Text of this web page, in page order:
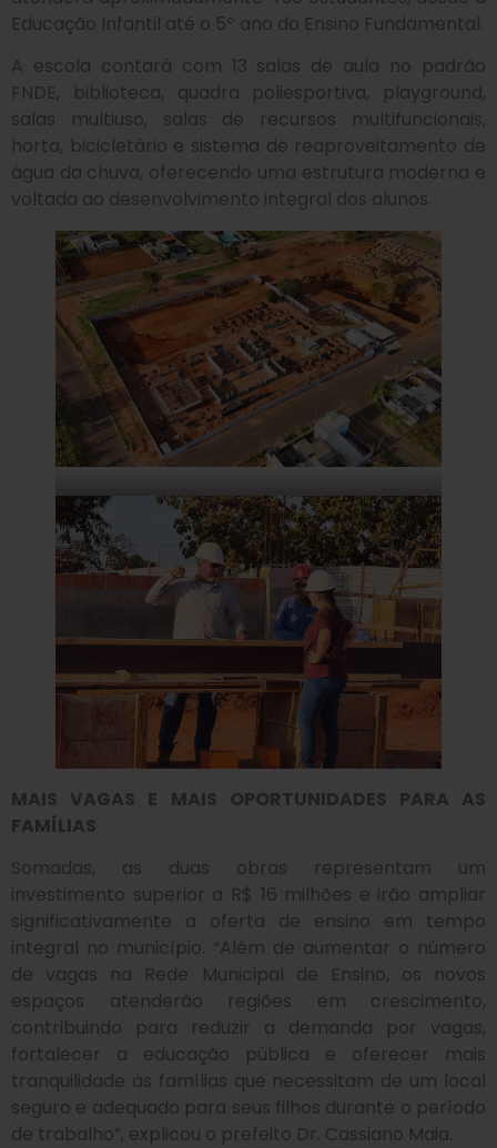
Educação Infantil até o 5º ano do Ensino Fundamental.
A escola contará com 13 salas de aula no padrão
FNDE, biblioteca, quadra poliesportiva, playground,
salas multiuso, salas de recursos multifuncionais,
horta, bicicletário e sistema de reaproveitamento de
água da chuva, oferecendo uma estrutura moderna e
voltada ao desenvolvimento integral dos alunos.
MAIS VAGAS E MAIS OPORTUNIDADES PARA AS
FAMÍLIAS
Somadas, as duas obras representam um
investimento superior a R$ 16 milhões e irão ampliar
significativamente a oferta de ensino em tempo
integral no município. “Além de aumentar o número
de vagas na Rede Municipal de Ensino, os novos
espaços atenderão regiões em crescimento,
contribuindo para reduzir a demanda por vagas,
fortalecer a educação pública e oferecer mais
tranquilidade às famílias que necessitam de um local
seguro e adequado para seus filhos durante o período
de trabalho”, explicou o prefeito Dr. Cassiano Maia.